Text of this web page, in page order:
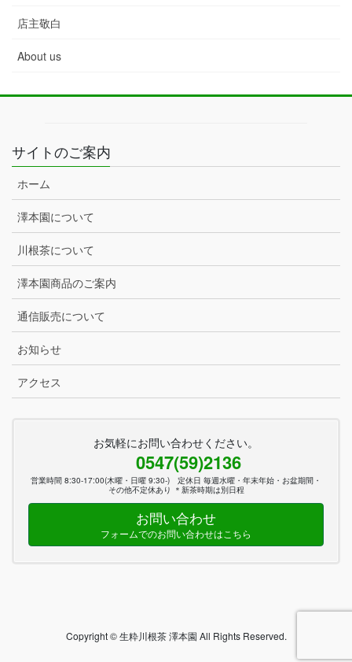
店主敬白
About us
サイトのご案内
ホーム
澤本園について
川根茶について
澤本園商品のご案内
通信販売について
お知らせ
アクセス
お気軽にお問い合わせください。
0547(59)2136
営業時間 8:30-17:00(木曜・日曜 9:30-) 定休日 毎週水曜・年末年始・お盆期間・
その他不定休あり ＊新茶時期は別日程
お問い合わせ
フォームでのお問い合わせはこちら
Copyright © 生粋川根茶 澤本園 All Rights Reserved.